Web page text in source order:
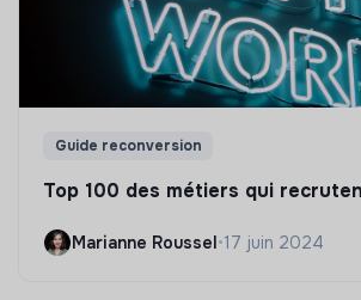
Guide reconversion
Top 100 des métiers qui
Marianne Roussel•17 juin 2024